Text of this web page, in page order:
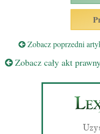
Zobacz poprzedni
Zobacz cały akt